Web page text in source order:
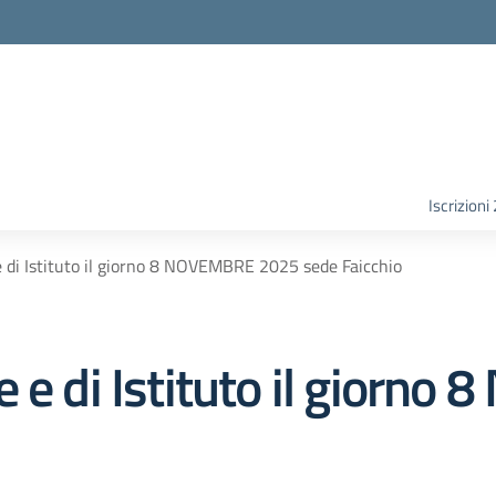
di Istituto il giorno 8 NOVEMBRE 2025 sede Faicchio
e di Istituto il giorno 8